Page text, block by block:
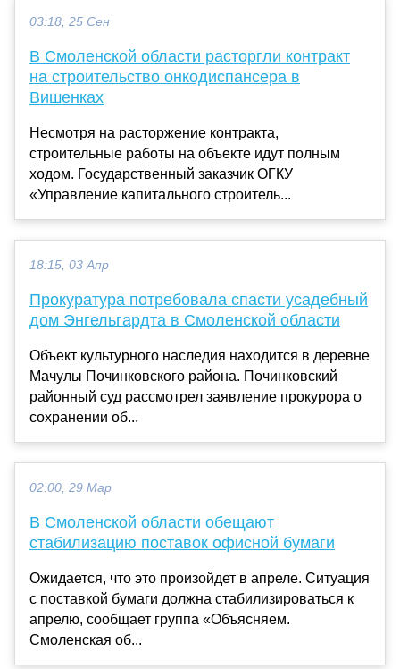
03:18, 25 Сен
В Смоленской области расторгли контракт
на строительство онкодиспансера в
Вишенках
Несмотря на расторжение контракта,
строительные работы на объекте идут полным
ходом. Государственный заказчик ОГКУ
«Управление капитального строитель...
18:15, 03 Апр
Прокуратура потребовала спасти усадебный
дом Энгельгардта в Смоленской области
Объект культурного наследия находится в деревне
Мачулы Починковского района. Починковский
районный суд рассмотрел заявление прокурора о
сохранении об...
02:00, 29 Мар
В Смоленской области обещают
стабилизацию поставок офисной бумаги
Ожидается, что это произойдет в апреле. Ситуация
с поставкой бумаги должна стабилизироваться к
апрелю, сообщает группа «Объясняем.
Смоленская об...